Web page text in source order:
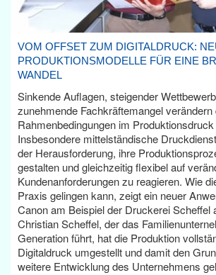
VOM OFFSET ZUM DIGITALDRUCK:
PRODUKTIONSMODELLE FÜR EINE
WANDEL
Sinkende Auflagen, steigender
zunehmende Fachkräftemangel verändern
Rahmenbedingungen im
Insbesondere mittelständische
der Herausforderung, ihre
gestalten und gleichzeitig flexibel auf
Kundenanforderungen zu reagieren. Wie
Praxis gelingen kann, zeigt ein neuer
Canon am Beispiel der Druckerei Scheffel
Christian Scheffel, der das
Generation führt, hat die Produktion
Digitaldruck umgestellt und damit den
weitere Entwicklung des Unternehmens